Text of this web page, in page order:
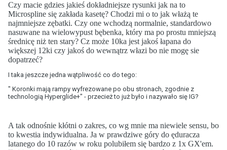
Czy macie gdzies jakieś dokładniejsze rysunki jak na to
Microspline się zakłada kasetę? Chodzi mi o to jak włażą te
najmniejsze zębatki. Czy one wchodzą normalnie, standardowo
nasuwane na wielowypust bębenka, który ma po prostu mniejszą
średnicę niż ten stary? Cz może 10ka jest jakoś łapana do
większej 12ki czy jakoś do wewnątrz włazi bo nie mogę sie
dopatrzeć?
I taka jeszcze jedna wątpliwość co do tego:
" Koronki mają rampy wyfrezowane po obu stronach, zgodnie z
technologią Hyperglide+" - przecież to już było i nazywało się IG?
A tak odnośnie kłótni o zakres, co wg mnie ma niewiele sensu, bo
to kwestia indywidualna. Ja w prawdziwe góry do ęduracza
latanego do 10 razów w roku polubiłem się bardzo z 1x GX'em.